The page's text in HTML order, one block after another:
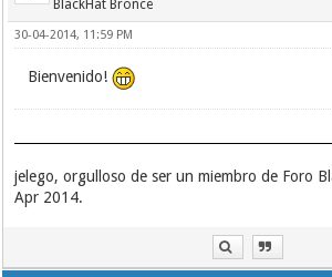
BlackHat Bronce
30-04-2014, 11:59 PM
Bienvenido!
jelego, orgulloso de ser un miembro de Foro
Apr 2014.